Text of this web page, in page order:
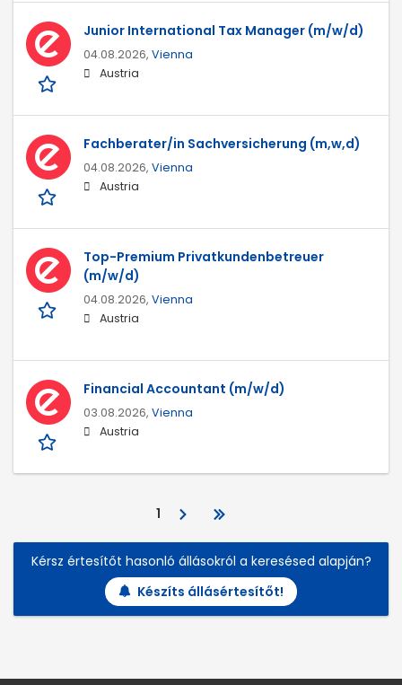
Junior International Tax Manager (m/w/d)
04.08.2026, Vienna
Austria
Fachberater/in Sachversicherung (m,w,d)
04.08.2026, Vienna
Austria
Top-Premium Privatkundenbetreuer
(m/w/d)
04.08.2026, Vienna
Austria
Financial Accountant (m/w/d)
03.08.2026, Vienna
Austria
1
Kérsz értesítőt hasonló állásokról a keresésed alapján?
Készíts állásértesítőt!